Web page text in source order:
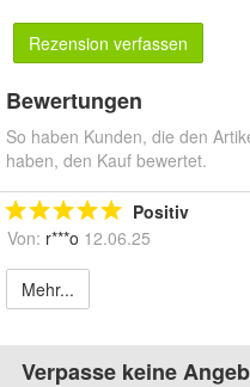
Rezension verfassen
Bewertungen
So haben Kunden, die den
haben, den Kauf bewertet.
Positiv
Von: r***o 12.06.25
Mehr...
Verpasse keine